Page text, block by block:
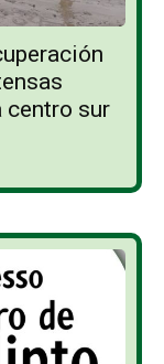
centro sur